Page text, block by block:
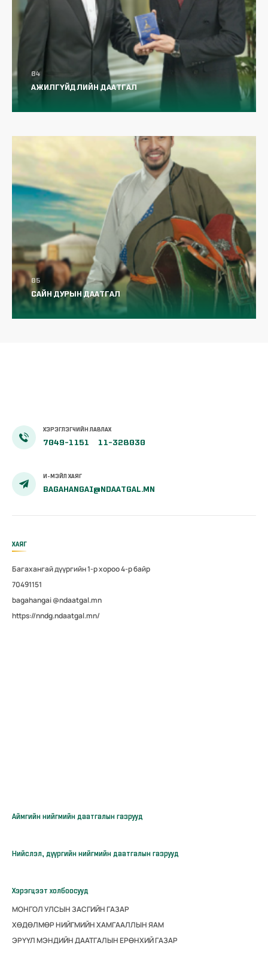
Нийгмийн даатгал архивын
үйлчилгээгээ шинэчиллээ.
Архивын лавлагаагаа авах гэж аймаг,
дүүрэг хооронд явах шаардлагагүй
боллоо
Нийгмийн даатгалын лавлагааг
гэрээсээ ч авах боломжтой боллоо
АЖИЛГҮЙДЛИЙН ДААТГАЛ
САЙН ДУРЫН ДААТГАЛ
ХЭРЭГЛЭГЧИЙН ЛАВЛАХ
7049-1151 11-328030
И-МЭЙЛ ХАЯГ
BAGAHANGAI@NDAATGAL.MN
ХАЯГ
Багахангай дүүргийн 1-р хороо 4-р байр
70491151
bagahangai @ndaatgal.mn
https://nndg.ndaatgal.mn/
Аймгийн нийгмийн даатгалын газрууд
Нийслэл, дүүргийн нийгмийн даатгалын газрууд
Хэрэгцээт холбоосууд
МОНГОЛ УЛСЫН ЗАСГИЙН ГАЗАР
ХӨДӨЛМӨР НИЙГМИЙН ХАМГААЛЛЫН ЯАМ
ЭРҮҮЛ МЭНДИЙН ДААТГАЛЫН ЕРӨНХИЙ ГАЗАР